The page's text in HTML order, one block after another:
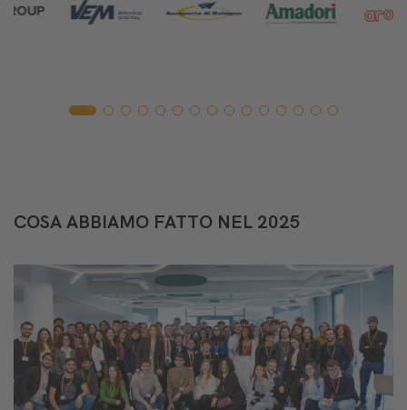
COSA ABBIAMO FATTO NEL 2025